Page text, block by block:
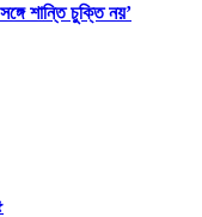
শান্তি চুক্তি নয়’